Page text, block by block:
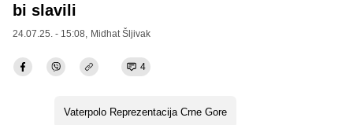
bi slavili
24.07.25. - 15:08, Midhat Šljivak
4
Vaterpolo Reprezentacija Crne Gore